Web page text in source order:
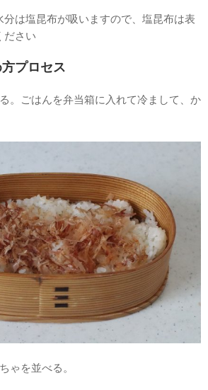
は塩昆布が吸いますので、塩昆布は表
ださい
プロセス
。ごはんを弁当箱に入れて冷まして、か
ゃを並べる。